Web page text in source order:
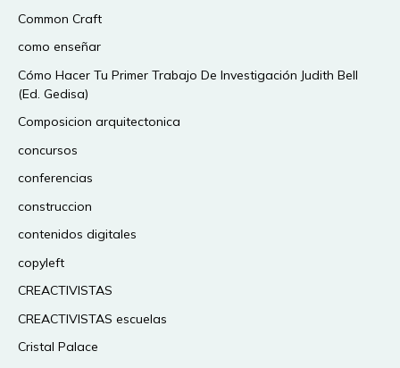
Common Craft
como enseñar
Cómo Hacer Tu Primer Trabajo De Investigación Judith Bell
(Ed. Gedisa)
Composicion arquitectonica
concursos
conferencias
construccion
contenidos digitales
copyleft
CREACTIVISTAS
CREACTIVISTAS escuelas
Cristal Palace